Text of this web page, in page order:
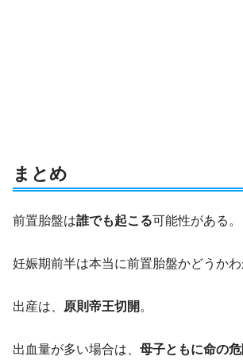
まとめ
前置胎盤は誰でも起こる可能性がある。
妊娠期前半は本当に前置胎盤かどうかわ
出産は、 原則帝王切開 。
出血量が多い場合は、 母子ともに命の